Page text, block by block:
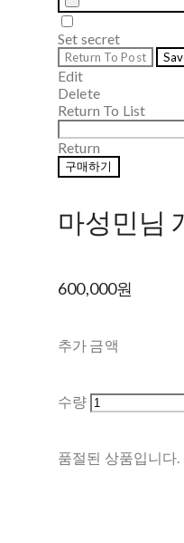
Set secret
Return To Post
Edit
Delete
Return To List
Return
구매하기
마성민님
600,000원
추가 금액
수량
품절된 상품입니다.